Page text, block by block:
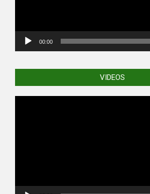
00:00
VIDEOS